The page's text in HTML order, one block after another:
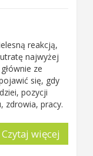
reakcją,
najwyżej
ze
się, gdy
pozycji
zdrowia, pracy.
Czytaj więcej